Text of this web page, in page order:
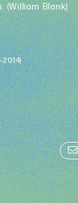
(William Blank)